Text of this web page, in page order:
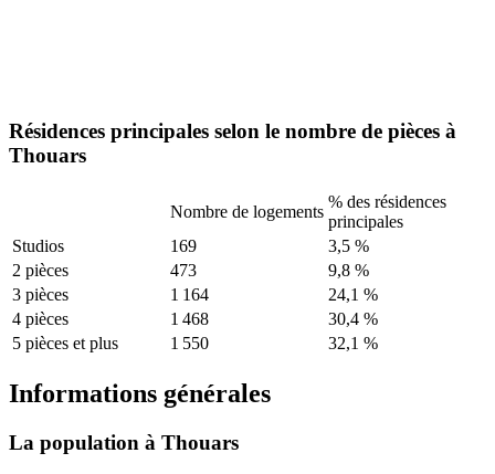
Résidences principales selon le nombre de pièces à
Thouars
Nombre de logements
% des résidences
principales
Studios
169
3,5 %
2 pièces
473
9,8 %
3 pièces
1 164
24,1 %
4 pièces
1 468
30,4 %
5 pièces et plus
1 550 32,1 %
Informations générales
La population à Thouars